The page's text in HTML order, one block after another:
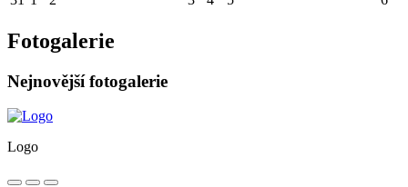
Fotogalerie
Nejnovější fotogalerie
Logo